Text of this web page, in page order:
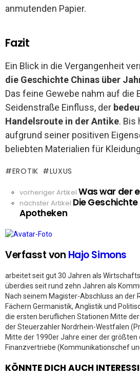
anmutenden Papier.
Fazit
Ein Blick in die Vergangenheit
die Geschichte Chinas über
Das feine Gewebe nahm auf die
Seidenstraße Einfluss, der
Handelsroute in der Antike. Bis
aufgrund seiner positiven
beliebten Materialien für
EROTIK LUXUS
See
more
vorheriger Artikel Was war der
nächster Artikel Die
Apotheken
Verfasst von Hajo Simons
arbeitet seit gut 30 Jahren als
überdies seit rund zehn Jahren als
Nach seinem Magister-Abschluss an der
Fächern Germanistik, Anglistik und
die ersten beruflichen Stationen Mitte
der Steuerzahler Nordrhein-Westfalen
Mitte der 1990er Jahre einer der größten
Finanzvertriebe (Kommunikationschef
KÖNNTE DICH AUCH